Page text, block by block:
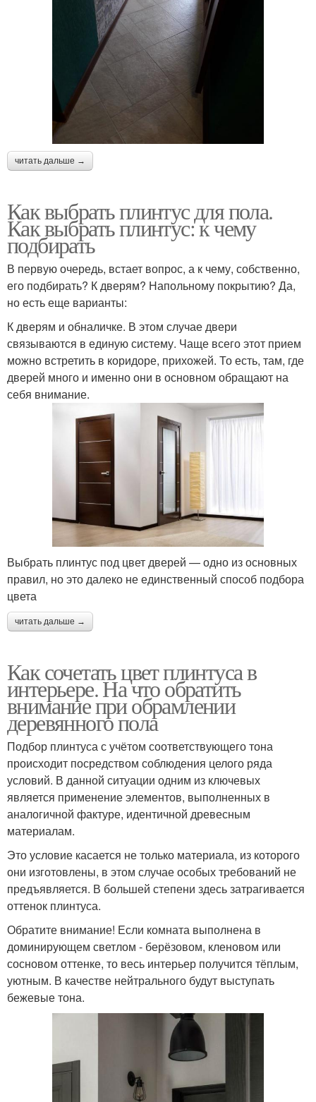
читать дальше →
Как выбрать плинтус для пола.
Как выбрать плинтус: к чему
подбирать
В первую очередь, встает вопрос, а к чему, собственно,
его подбирать? К дверям? Напольному покрытию? Да,
но есть еще варианты:
К дверям и обналичке. В этом случае двери
связываются в единую систему. Чаще всего этот прием
можно встретить в коридоре, прихожей. То есть, там, где
дверей много и именно они в основном обращают на
себя внимание.
Выбрать плинтус под цвет дверей — одно из основных
правил, но это далеко не единственный способ подбора
цвета
читать дальше →
Как сочетать цвет плинтуса в
интерьере. На что обратить
внимание при обрамлении
деревянного пола
Подбор плинтуса с учётом соответствующего тона
происходит посредством соблюдения целого ряда
условий. В данной ситуации одним из ключевых
является применение элементов, выполненных в
аналогичной фактуре, идентичной древесным
материалам.
Это условие касается не только материала, из которого
они изготовлены, в этом случае особых требований не
предъявляется. В большей степени здесь затрагивается
оттенок плинтуса.
Обратите внимание! Если комната выполнена в
доминирующем светлом - берёзовом, кленовом или
сосновом оттенке, то весь интерьер получится тёплым,
уютным. В качестве нейтрального будут выступать
бежевые тона.